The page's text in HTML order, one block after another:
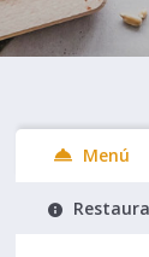
Menú